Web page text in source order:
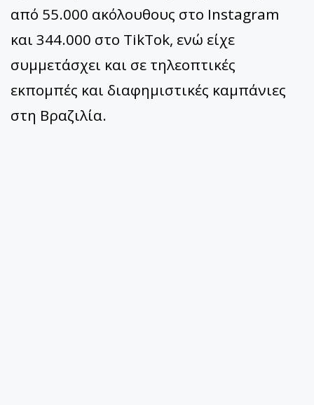
από 55.000 ακόλουθους στο Instagram
και 344.000 στο TikTok, ενώ είχε
συμμετάσχει και σε τηλεοπτικές
εκπομπές και διαφημιστικές καμπάνιες
στη Βραζιλία.